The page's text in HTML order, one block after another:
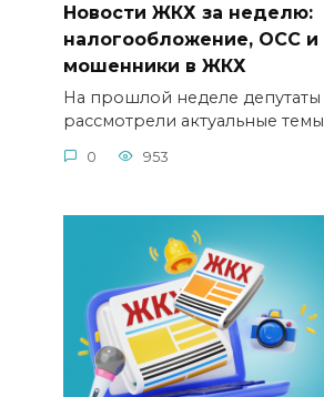
Новости ЖКХ за неделю:
налогообложение, ОСС и
мошенники в ЖКХ
На прошлой неделе депутаты
рассмотрели актуальные темы
0 953